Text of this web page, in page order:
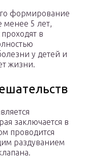
формирование
менее 5 лет,
в
у детей и
жизни.
заключается в
проводится
раздуванием